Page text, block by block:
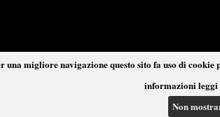
una migliore navigazione questo sito fa uso di
informazioni leggi
Non